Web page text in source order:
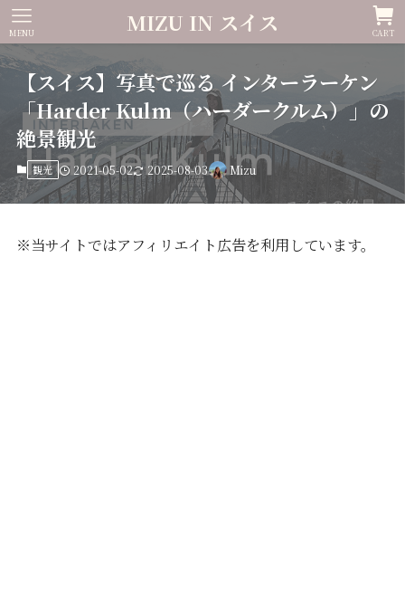
MIZU IN スイス CART
MENU
【スイス】写真で巡る インターラーケン
「Harder Kulm（ハーダークルム）」の
絶景観光
観光 2021-05-02 2025-08-03 Mizu
※当サイトではアフィリエイト広告を利用しています。